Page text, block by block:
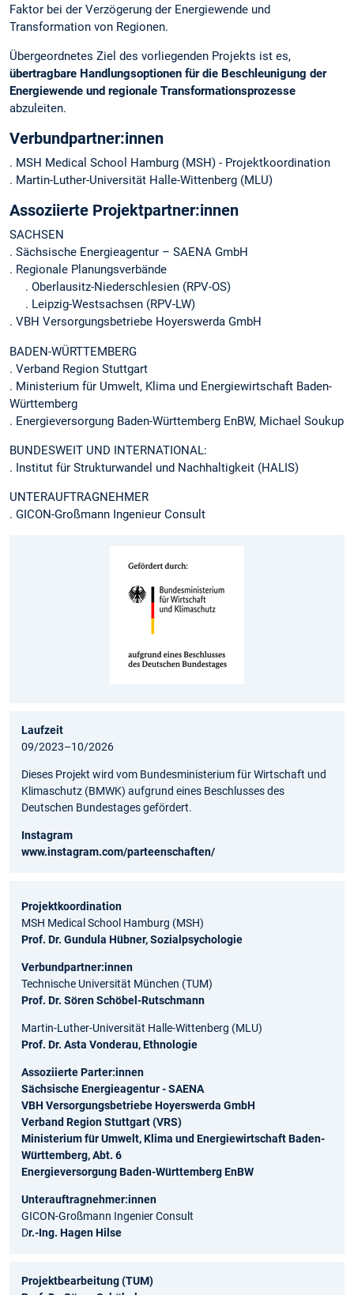
Faktor bei der Verzögerung der Energiewende und
Transformation von Regionen.
Übergeordnetes Ziel des vorliegenden Projekts ist es,
übertragbare Handlungsoptionen für die Beschleunigung der
Energiewende und regionale Transformationsprozesse
abzuleiten.
Verbundpartner:innen
. MSH Medical School Hamburg (MSH) - Projektkoordination
. Martin-Luther-Universität Halle-Wittenberg (MLU)
Assoziierte Projektpartner:innen
SACHSEN
. Sächsische Energieagentur – SAENA GmbH
. Regionale Planungsverbände
. Oberlausitz-Niederschlesien (RPV-OS)
. Leipzig-Westsachsen (RPV-LW)
. VBH Versorgungsbetriebe Hoyerswerda GmbH
BADEN-WÜRTTEMBERG
. Verband Region Stuttgart
. Ministerium für Umwelt, Klima und Energiewirtschaft Baden-
Württemberg
. Energieversorgung Baden-Württemberg EnBW, Michael Soukup
BUNDESWEIT UND INTERNATIONAL:
. Institut für Strukturwandel und Nachhaltigkeit (HALIS)
UNTERAUFTRAGNEHMER
. GICON-Großmann Ingenieur Consult
Laufzeit
09/2023–10/2026
Dieses Projekt wird vom Bundesministerium für Wirtschaft und
Klimaschutz (BMWK) aufgrund eines Beschlusses des
Deutschen Bundestages gefördert.
Instagram
www.instagram.com/parteenschaften/
Projektkoordination
MSH Medical School Hamburg (MSH)
Prof. Dr. Gundula Hübner, Sozialpsychologie
Verbundpartner:innen
Technische Universität München (TUM)
Prof. Dr. Sören Schöbel-Rutschmann
Martin-Luther-Universität Halle-Wittenberg (MLU)
Prof. Dr. Asta Vonderau, Ethnologie
Assoziierte Parter:innen
Sächsische Energieagentur - SAENA
VBH Versorgungsbetriebe Hoyerswerda GmbH
Verband Region Stuttgart (VRS)
Ministerium für Umwelt, Klima und Energiewirtschaft Baden-
Württemberg, Abt. 6
Energieversorgung Baden-Württemberg EnBW
Unterauftragnehmer:innen
GICON-Großmann Ingenier Consult
Dr.-Ing. Hagen Hilse
Projektbearbeitung (TUM)